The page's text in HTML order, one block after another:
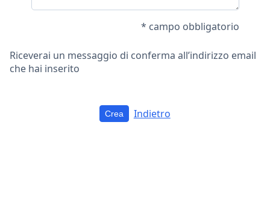
* campo obbligatorio
Riceverai un messaggio di conferma all’indirizzo email
che hai inserito
Indietro